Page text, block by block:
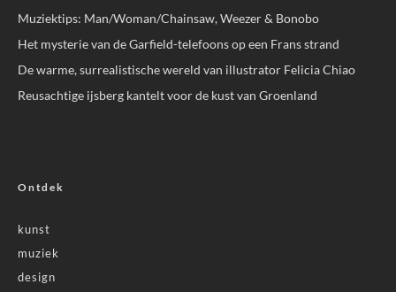
Muziektips: Man/Woman/Chainsaw, Weezer & Bonobo
Het mysterie van de Garfield-telefoons op een Frans strand
De warme, surrealistische wereld van illustrator Felicia Chiao
Reusachtige ijsberg kantelt voor de kust van Groenland
Ontdek
kunst
muziek
design